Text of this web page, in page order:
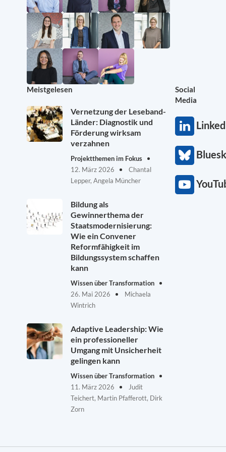
Meistgelesen
Vernetzung der Leseband-
Länder: Diagnostik und
Förderung wirksam
verzahnen
Projektthemen im Fokus
12. März 2026
Chantal
Lepper, Angela Müncher
Bildung als
Gewinnerthema der
Staatsmodernisierung:
Wie ein Convener
Reformfähigkeit im
Bildungssystem schaffen
kann
Wissen über Transformation
26. Mai 2026
Michaela
Wintrich
Adaptive Leadership: Wie
ein professioneller
Umgang mit Unsicherheit
gelingen kann
Wissen über Transformation
11. März 2026
Judit
Teichert, Martin Pfafferott, Dirk
Zorn
Social
Media